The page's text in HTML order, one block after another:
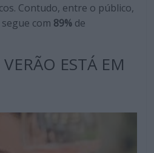
Contudo, entre o público,
com 89% de
ESTÁ EM